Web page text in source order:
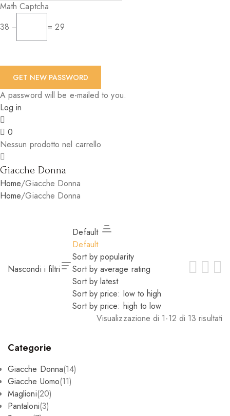
Math Captcha
38 −
= 29
A password will be e-mailed to you.
Log in
0
Nessun prodotto nel carrello
Giacche Donna
Home/Giacche Donna
Home/Giacche Donna
Nascondi i filtri
Default
Default
Sort by popularity
Sort by average rating
Sort by latest
Sort by price: low to high
Sort by price: high to low
Visualizzazione di 1-12 di 13 risultati
Categorie
Giacche Donna(14)
Giacche Uomo(11)
Maglioni(20)
Pantaloni(3)